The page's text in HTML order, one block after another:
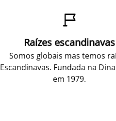

Raízes escandinavas
Somos globais mas temos
Escandinavas. Fundada na
em 1979.